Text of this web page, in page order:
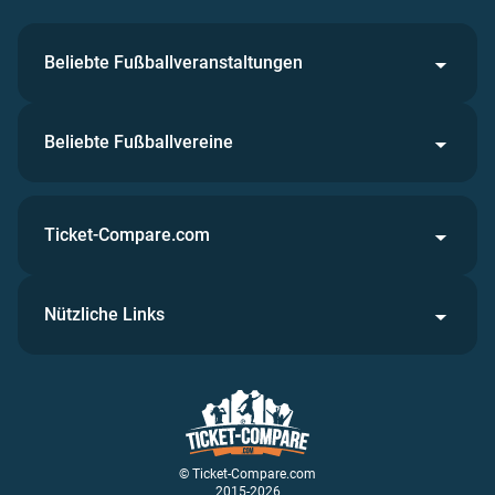
Beliebte Fußballveranstaltungen
Beliebte Fußballvereine
© Ticket-Compare.com
2015-2026
Ticket-Compare.com
Nützliche Links